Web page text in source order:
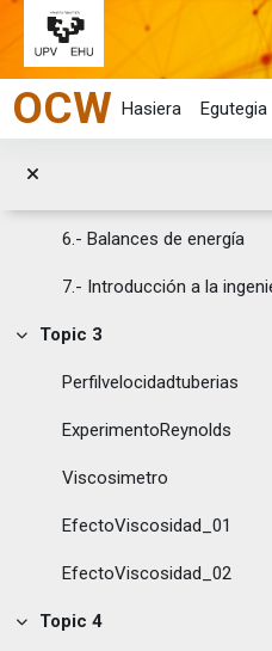
Joan eduki nagusira zuzenean
OCW Hasiera Egutegia
6.- Balances de energía
Tolestu
Topic 3
Perfilvelocidadtuberias
ExperimentoReynolds
Viscosimetro
EfectoViscosidad_01
EfectoViscosidad_02
Tolestu
Topic 4